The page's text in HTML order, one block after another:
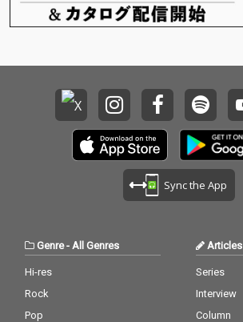
Sync the App
Genre- All Genres
Hi-res
Rock
Pop
Articles
Series
Interview
Column